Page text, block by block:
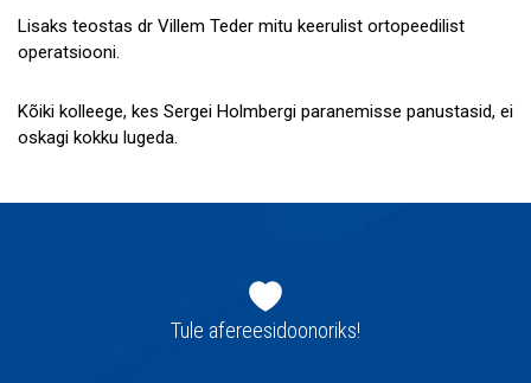
Lisaks teostas dr Villem Teder mitu keerulist ortopeedilist
operatsiooni.
Kõiki kolleege, kes Sergei Holmbergi paranemisse panustasid, ei
oskagi kokku lugeda.
navigatsioonTule afereesidoonoriks!